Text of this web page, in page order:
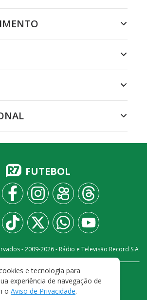
FUTEBOL
- 2009-2026- Rádio e Televisão Record S.A
FALE CONOSCO
PRIVACIDADE
E CONDIÇÕES DE USO
e tecnologia para
experiência de navegação de
o Aviso de Privacidade.